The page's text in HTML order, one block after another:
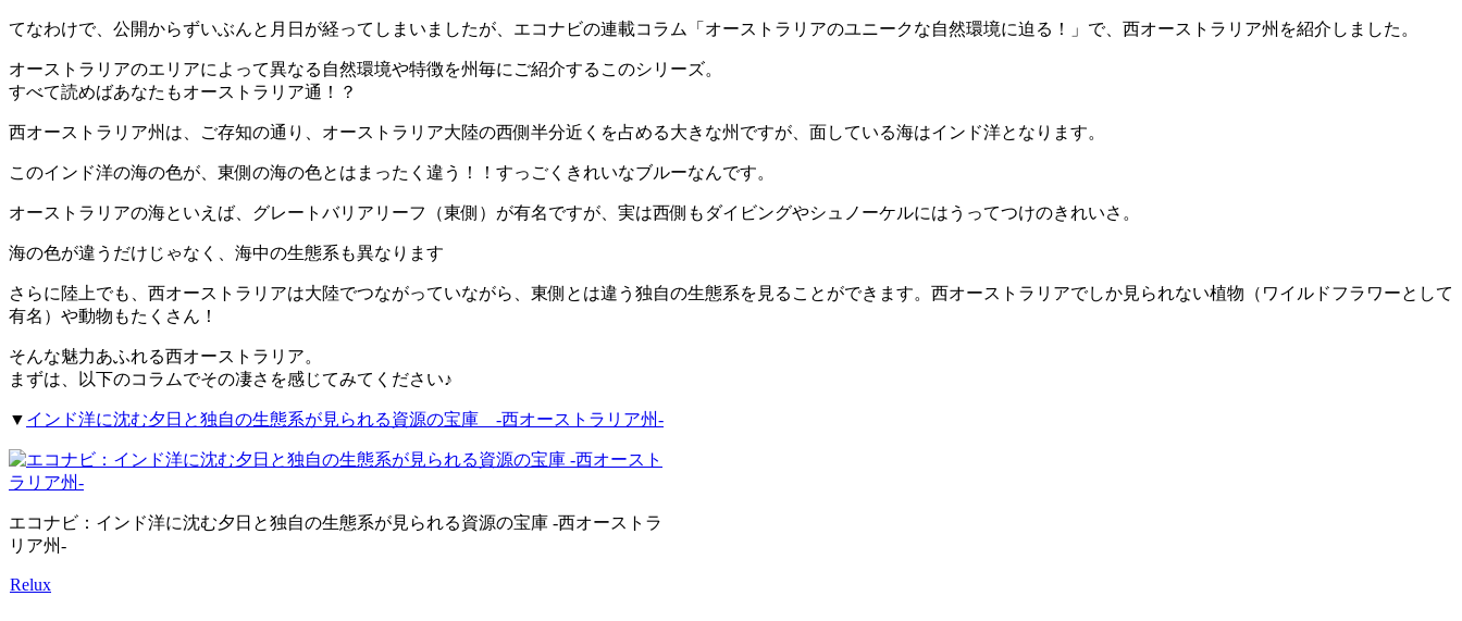
てなわけで、公開からずいぶんと月日が経ってしまいましたが、エコナビの連載コラム「オーストラリアのユニークな自然環境に迫る！」で、西オーストラリア州を紹介しました。
オーストラリアのエリアによって異なる自然環境や特徴を州毎にご紹介するこのシリーズ。
すべて読めばあなたもオーストラリア通！？
西オーストラリア州は、ご存知の通り、オーストラリア大陸の西側半分近くを占める大きな州ですが、面している海はインド洋となります。
このインド洋の海の色が、東側の海の色とはまったく違う！！すっごくきれいなブルーなんです。
オーストラリアの海といえば、グレートバリアリーフ（東側）が有名ですが、実は西側もダイビングやシュノーケルにはうってつけのきれいさ。
海の色が違うだけじゃなく、海中の生態系も異なります
さらに陸上でも、西オーストラリアは大陸でつながっていながら、東側とは違う独自の生態系を見ることができます。西オーストラリアでしか見られない植物（ワイルドフラワーとして
有名）や動物もたくさん！
そんな魅力あふれる西オーストラリア。
まずは、以下のコラムでその凄さを感じてみてください♪
▼ インド洋に沈む夕日と独自の生態系が見られる資源の宝庫 -西オーストラリア州-
エコナビ：インド洋に沈む夕日と独自の生態系が見られる資源の宝庫 -西オーストラ
リア州-
Relux